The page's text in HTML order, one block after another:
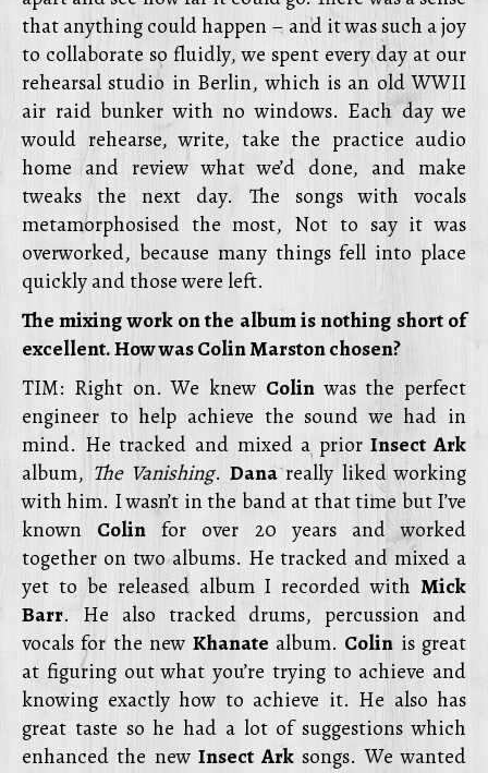
that anything could happen – and it was such a joy
to collaborate so fluidly, we spent every day at our
rehearsal studio in Berlin, which is an old WWII
air raid bunker with no windows. Each day we
would rehearse, write, take the practice audio
home and review what we’d done, and make
tweaks the next day. The songs with vocals
metamorphosised the most, Not to say it was
overworked, because many things fell into place
quickly and those were left.
The mixing work on the album is nothing short of
excellent. How was Colin Marston chosen?
TIM: Right on. We knew Colinwas the perfect
engineer to help achieve the sound we had in
mind. He tracked and mixed a priorInsect Ark
album, The Vanishing. Danareally liked working
with him. I wasn’t in the band at that time but I’ve
known Colin for over 20 years and worked
together on two albums. He tracked and mixed a
yet to be released album I recorded with Mick
Barr. He also tracked drums, percussion and
vocals for the new Khanate album. Colin is great
at figuring out what you’re trying to achieve and
knowing exactly how to achieve it. He also has
great taste so he had a lot of suggestions which
enhanced the newInsect Arksongs. We wanted